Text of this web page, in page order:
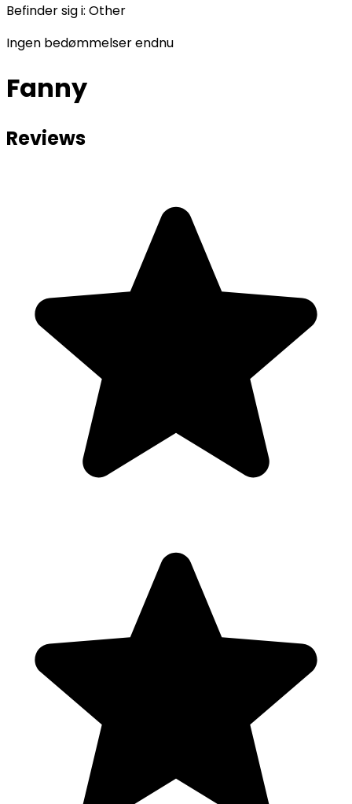
Befinder sig i: Other
Ingen bedømmelser endnu
Fanny
Reviews